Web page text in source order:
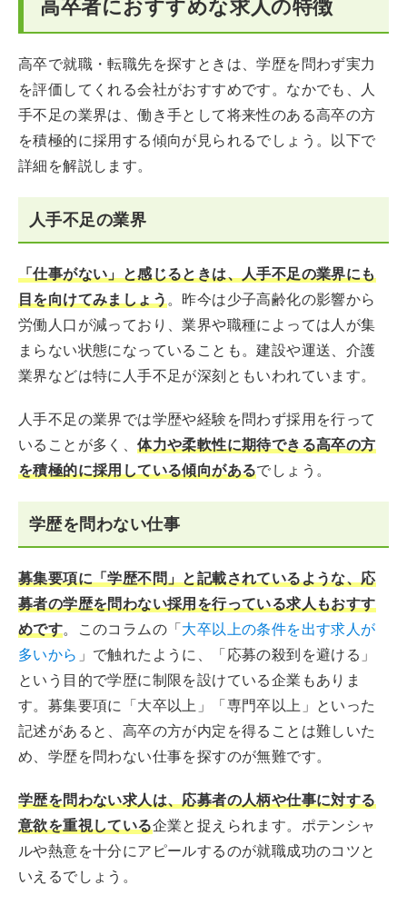
高卒者におすすめな求人の特徴
高卒で就職・転職先を探すときは、学歴を問わず実力
を評価してくれる会社がおすすめです。なかでも、人
手不足の業界は、働き手として将来性のある高卒の方
を積極的に採用する傾向が見られるでしょう。以下で
詳細を解説します。
人手不足の業界
「仕事がない」と感じるときは、人手不足の業界にも
目を向けてみましょう。昨今は少子高齢化の影響から
労働人口が減っており、業界や職種によっては人が集
まらない状態になっていることも。建設や運送、介護
業界などは特に人手不足が深刻ともいわれています。
人手不足の業界では学歴や経験を問わず採用を行って
いることが多く、体力や柔軟性に期待できる高卒の方
を積極的に採用している傾向があるでしょう。
学歴を問わない仕事
募集要項に「学歴不問」と記載されているような、応
募者の学歴を問わない採用を行っている求人もおすす
めです。このコラムの「 大卒以上の条件を出す求人が
多いから 」で触れたように、「応募の殺到を避ける」
という目的で学歴に制限を設けている企業もありま
す。募集要項に「大卒以上」「専門卒以上」といった
記述があると、高卒の方が内定を得ることは難しいた
め、学歴を問わない仕事を探すのが無難です。
学歴を問わない求人は、応募者の人柄や仕事に対する
意欲を重視している企業と捉えられます。ポテンシャ
ルや熱意を十分にアピールするのが就職成功のコツと
いえるでしょう。